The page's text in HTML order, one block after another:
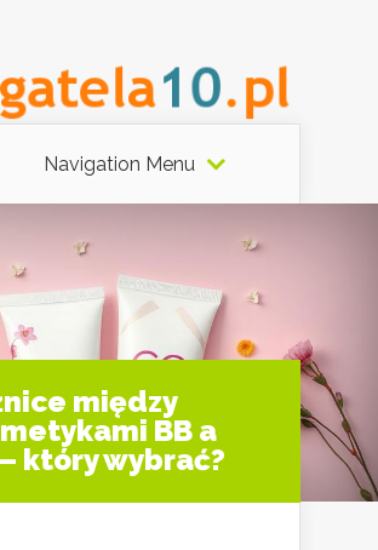
Navigation Menu
między
BB a
który wybrać?